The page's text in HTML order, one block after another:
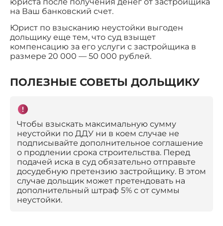
на Ваш банковский счет.
Юрист по взысканию неустойки выгоден
дольщику еще тем, что суд взыщет
компенсацию за его услуги с застройщика в
размере 20 000 — 50 000 рублей.
ПОЛЕЗНЫЕ СОВЕТЫ ДОЛЬЩИКУ
Чтобы взыскать максимальную сумму
неустойки по ДДУ ни в коем случае не
подписывайте дополнительное соглашение
о продлении срока строительства. Перед
подачей иска в суд обязательно отправьте
досудебную претензию застройщику. В этом
случае дольщик может претендовать на
дополнительный штраф 5% с от суммы
неустойки.